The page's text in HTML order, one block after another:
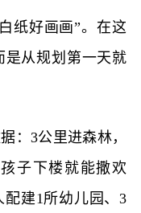
纸好画画”。在这
是从规划第一天就
：3公里进森林，
子下楼就能撒欢
建1所幼儿园、3